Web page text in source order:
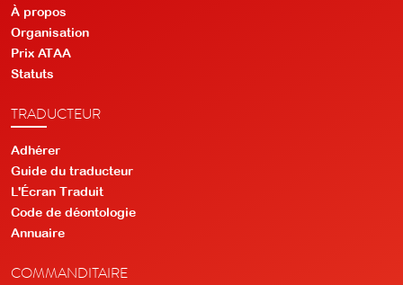
À propos
Organisation
Prix ATAA
Statuts
TRADUCTEUR
Adhérer
Guide du traducteur
L'Écran Traduit
Code de déontologie
Annuaire
COMMANDITAIRE